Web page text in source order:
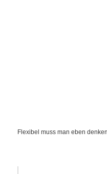
Flexibel muss man eben